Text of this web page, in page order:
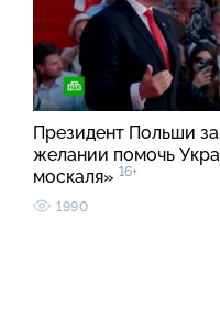
Президент Польши
желании помочь
москаля» 16+
1990